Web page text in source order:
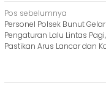
Navigasi
pos
Pos sebelumnya
Personel Polsek Bunut Gelar
Pengaturan Lalu Lintas Pagi,
Pastikan Arus Lancar dan